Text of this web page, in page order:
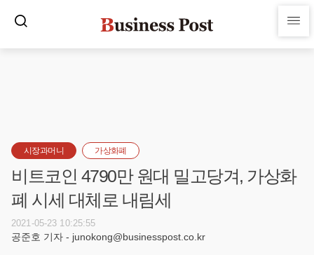
시장과머니 가상화폐
비트코인 4790만 원대 밀고당겨, 가상화
폐 시세 대체로 내림세
2021-05-23 10:25:55
공준호 기자 - junokong@businesspost.co.kr